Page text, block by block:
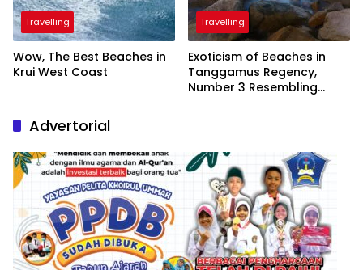
Travelling
Wow, The Best Beaches in
Krui West Coast
Travelling
Exoticism of Beaches in
Tanggamus Regency,
Number 3 Resembling
Advertorial